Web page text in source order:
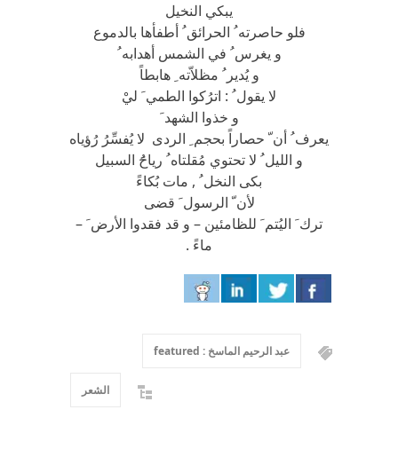
يبكي النخيل
فلو حاصرته ُ الحرائق ُ أطفأها بالدموع
و يغرس ُ في الشمس أهدابه ُ
و يُدير ُ مظلاّته ِ هابطاً
لا يقول ُ : اترُكوا الطمي َ ليْ
و خذوا الشهد َ
يعرف ُ أن ّ حصاراً بحجم ِ الردى لا يُفسِّرُ رُؤياه
و الليل ُ لا تحتوي مُقلتاه ُ رياحَُ السبيل
بكى النخل ُ , مات بُكاءً
لأن ّ الرسول َ قضى
ترك َ اليُتم َ للظامئين – و قد فقدوا الأرض َ –
ماءً .
عبد الرحيم الماسخ : featured
الشعر